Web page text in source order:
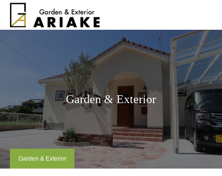
Garden & Exterior
Garden & Exterior